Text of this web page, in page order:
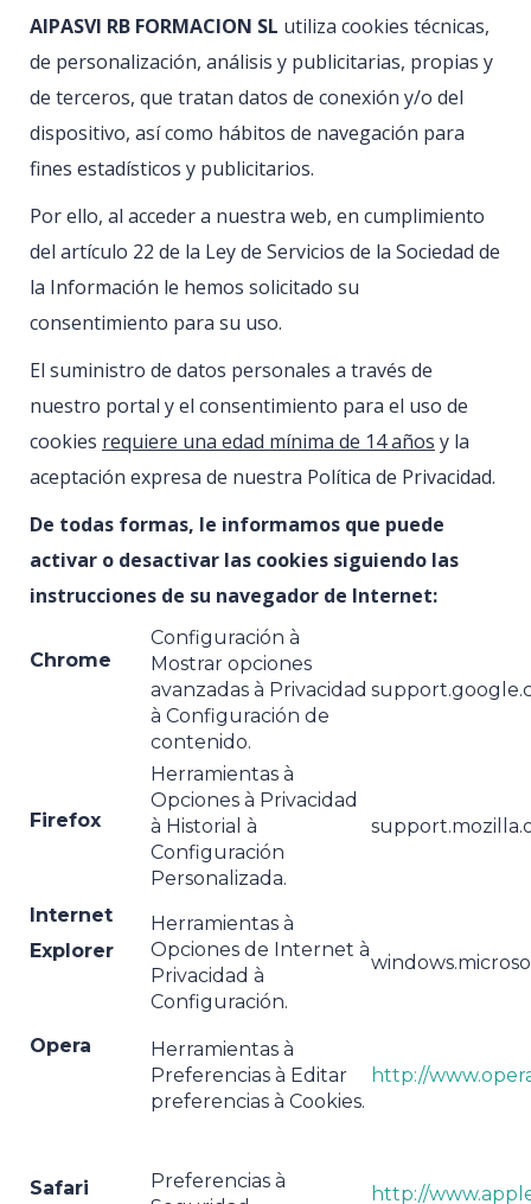
AIPASVI RB FORMACION SL utiliza cookies técnicas,
de personalización, análisis y publicitarias, propias y
de terceros, que tratan datos de conexión y/o del
dispositivo, así como hábitos de navegación para
fines estadísticos y publicitarios.
Por ello, al acceder a nuestra web, en cumplimiento
del artículo 22 de la Ley de Servicios de la Sociedad de
la Información le hemos solicitado su
consentimiento para su uso.
El suministro de datos personales a través de
nuestro portal y el consentimiento para el uso de
cookies requiere una edad mínima de 14 años y la
aceptación expresa de nuestra Política de Privacidad.
De todas formas, le informamos que puede
activar o desactivar las cookies siguiendo las
instrucciones de su navegador de Internet:
Chrome
Configuración à
Mostrar opciones
avanzadas à Privacidad
à Configuración de
contenido.
Firefox
Herramientas à
Opciones à Privacidad
à Historial à
Configuración
Personalizada.
Internet
Explorer
Herramientas à
Opciones de Internet à
Privacidad à
Configuración.
Opera
Herramientas à
Preferencias à Editar
preferencias à Cookies.
http://
Safari
Preferencias à
http://